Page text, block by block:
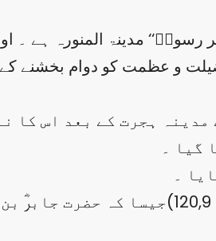
رسولؐ‘‘ مدینۃ المنورہ ہے
و عظمت کو دوام بخشنے کے
ہجرت کے بعد اس کا
گیا ۔
۔
شہر رسول ؐ کا دوسرا نام’’ طابستہ‘‘ہے ۔ یہ نام بھی خود رب تعالیٰ نے مقرر